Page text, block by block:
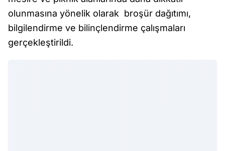
olunmasına yönelik olarak broşür dağıtımı,
bilgilendirme ve bilinçlendirme çalışmaları
gerçekleştirildi.